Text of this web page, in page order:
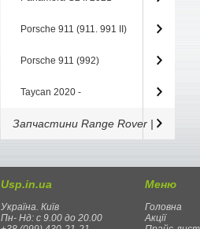
Porsche 911 (911. 991 II)
Porsche 911 (992)
Taycan 2020 -
Запчастини Range Rover |
Usp.in.ua
Україна. Київ
Пн- Нд: с 9.00 до 20.00
Меню
Головна
Акції